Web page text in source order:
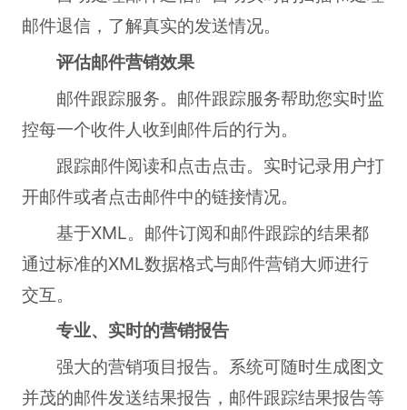
邮件退信，了解真实的发送情况。
评估邮件营销效果
邮件跟踪服务。邮件跟踪服务帮助您实时监
控每一个收件人收到邮件后的行为。
跟踪邮件阅读和点击点击。实时记录用户打
开邮件或者点击邮件中的链接情况。
基于XML。邮件订阅和邮件跟踪的结果都
通过标准的XML数据格式与邮件营销大师进行
交互。
专业、实时的营销报告
强大的营销项目报告。系统可随时生成图文
并茂的邮件发送结果报告，邮件跟踪结果报告等